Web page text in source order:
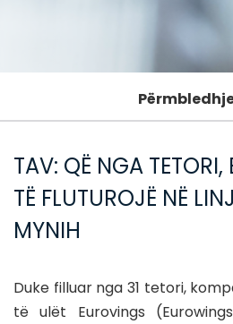
TAV: QË NGA
TË FLUTUROJË NË
MYNIH
Duke filluar nga 31 tetori,
të ulët Eurovings